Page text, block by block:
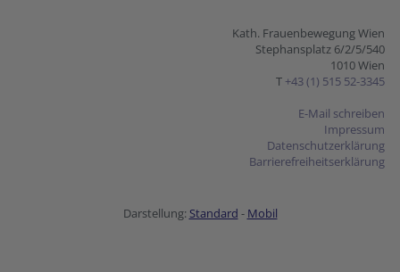
Kath. Frauenbewegung Wien
Stephansplatz 6/2/5/540
1010 Wien
T +43 (1) 515 52-3345
E-Mail schreiben
Impressum
Datenschutzerklärung
Barrierefreiheitserklärung
Darstellung: Standard - Mobil